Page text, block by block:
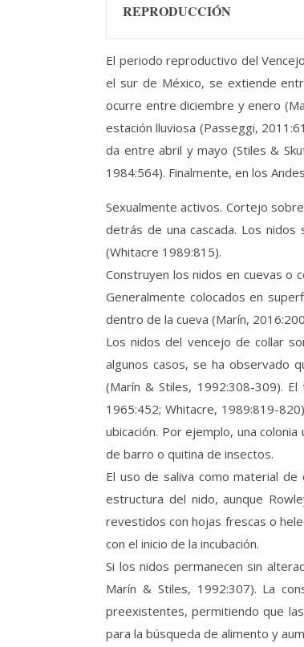
REPRODUCCIÓN
El periodo reproductivo del
el sur de México, se extiende
ocurre entre diciembre y enero
estación lluviosa (Passeggi,
da entre abril y mayo (Stiles &
1984:564). Finalmente, en los
Sexualmente activos. Cortejo
detrás de una cascada. Los
(Whitacre 1989:815).
Construyen los nidos en cuevas o
Generalmente colocados en
dentro de la cueva (Marín,
Los nidos del vencejo de collar
algunos casos, se ha observado
(Marín & Stiles, 1992:308-309).
1965:452; Whitacre, 1989:819-
ubicación. Por ejemplo, una
de barro o quitina de insectos.
El uso de saliva como material
estructura del nido, aunque
revestidos con hojas frescas o
con el inicio de la incubación.
Si los nidos permanecen sin
Marín & Stiles, 1992:307). La
preexistentes, permitiendo que
para la búsqueda de alimento y